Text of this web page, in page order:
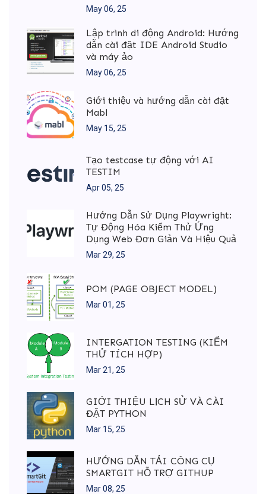
May 06, 25
Lập trình di động Android: Hướng
dẫn cài đặt IDE Android Studio
và máy ảo
May 06, 25
Giới thiệu và hướng dẫn cài đặt
Mabl
May 15, 25
Tạo testcase tự động với AI
TESTIM
Apr 05, 25
Hướng Dẫn Sử Dụng Playwright:
Tự Động Hóa Kiểm Thử Ứng
Dụng Web Đơn Giản Và Hiệu Quả
Mar 29, 25
POM (PAGE OBJECT MODEL)
Mar 01, 25
INTERGATION TESTING (KIỂM
THỬ TÍCH HỢP)
Mar 21, 25
GIỚI THIỆU LỊCH SỬ VÀ CÀI
ĐẶT PYTHON
Mar 15, 25
HƯỚNG DẪN TẢI CÔNG CỤ
SMARTGIT HỖ TRỢ GITHUP
Mar 08, 25